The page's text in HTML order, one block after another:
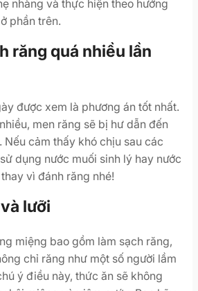
nhàng và thực hiện theo hướng
phần trên.
răng quá nhiều lần
được xem là phương án tốt nhất.
men răng sẽ bị hư dẫn đến
cảm thấy khó chịu sau các
dụng nước muối sinh lý hay nước
vì đánh răng nhé!
lưỡi
miệng bao gồm làm sạch răng,
chỉ răng như một số người lầm
ý điều này, thức ăn sẽ không